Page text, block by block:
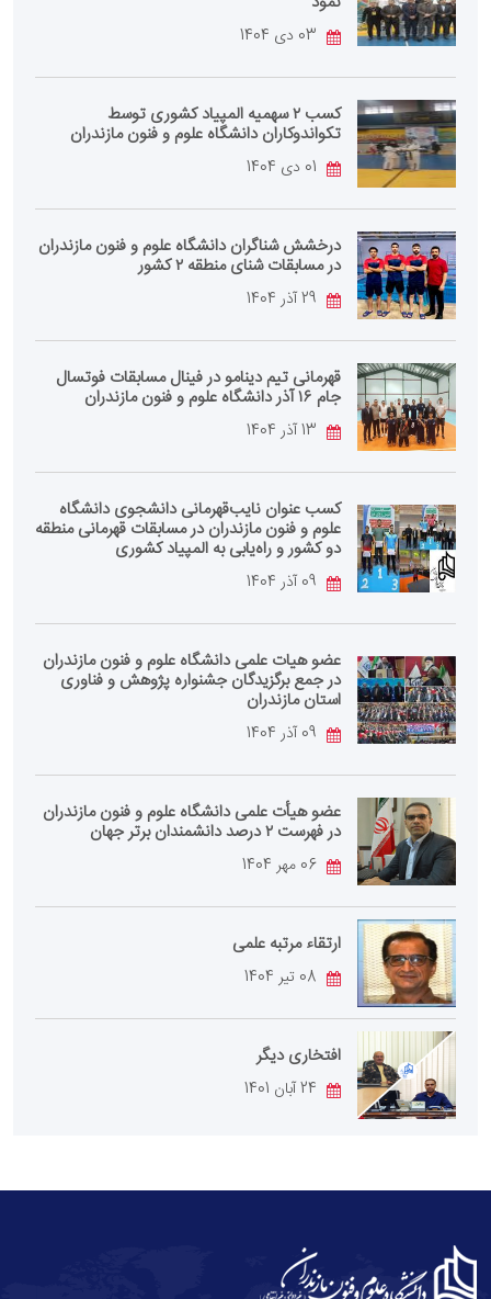
کسب ۲ سهمیه المپیاد کشوری توسط
تکواندوکاران دانشگاه علوم و فنون مازندران
درخشش شناگران دانشگاه علوم و فنون مازندران
در مسابقات شنای منطقه ۲ کشور
قهرمانی تیم دینامو در فینال مسابقات فوتسال
جام ۱۶ آذر دانشگاه علوم و فنون مازندران
کسب عنوان نایب‌قهرمانی دانشجوی دانشگاه
علوم و فنون مازندران در مسابقات قهرمانی منطقه
دو کشور و راه‌یابی به المپیاد کشوری
عضو هیات علمی دانشگاه علوم و فنون مازندران
در جمع برگزیدگان جشنواره پژوهش و فناوری
استان مازندران
عضو هیأت علمی دانشگاه علوم و فنون مازندران
در فهرست ۲ درصد دانشمندان برتر جهان
ارتقاء مرتبه علمی
افتخاری دیگر